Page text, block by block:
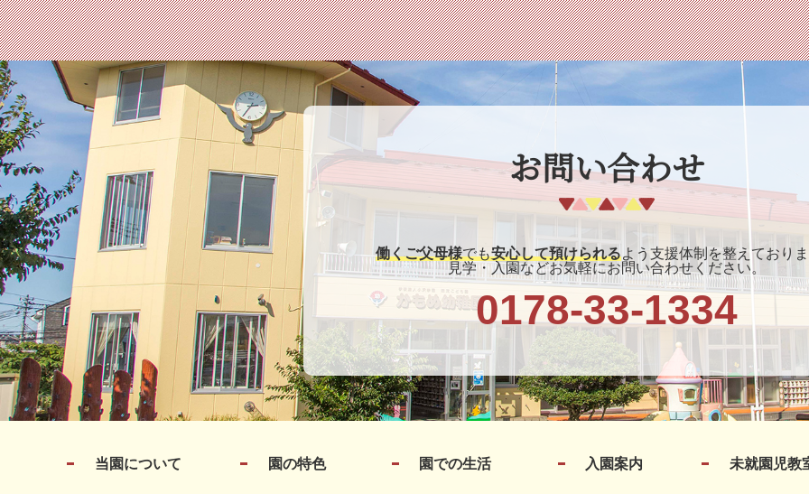
お問い合わせ
働くご父母様でも安心して預けられるよう支援体制を整えており
見学・入園などお気軽にお問い合わせください。
0178-33-1334
当園について 園の特色 園での生活 入園案内 未就園児教